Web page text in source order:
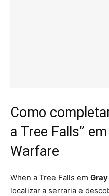
Como
a Tree Falls”
Warfare
When a Tree Falls em
localizar a serraria e